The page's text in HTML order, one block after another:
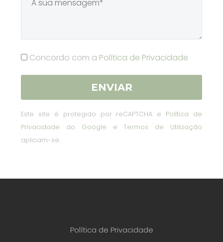
Concordo com a Política de Privacidade
Este site é protegido por reCAPTCHA e Política de
Privacidade do Google eTermos de Utilização
aplicam-se.
Política de Privacidade